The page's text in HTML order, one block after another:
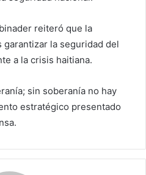
reiteró que la
la seguridad del
a la crisis haitiana.
sin soberanía no hay
estratégico presentado